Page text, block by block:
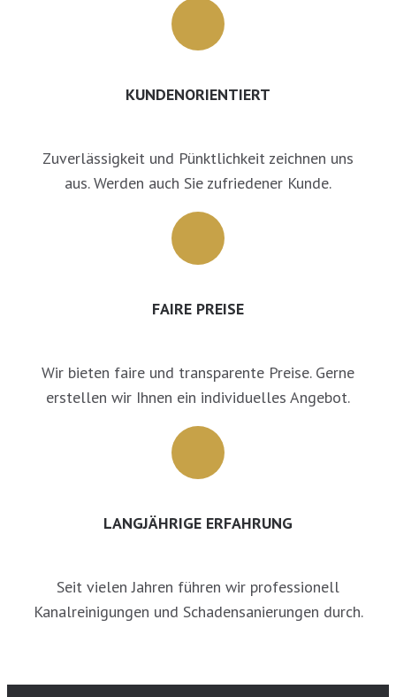
KUNDENORIENTIERT
Zuverlässigkeit und Pünktlichkeit zeichnen uns
aus. Werden auch Sie zufriedener Kunde.
FAIRE PREISE
Wir bieten faire und transparente Preise. Gerne
erstellen wir Ihnen ein individuelles Angebot.
LANGJÄHRIGE ERFAHRUNG
Seit vielen Jahren führen wir professionell
Kanalreinigungen und Schadensanierungen durch.